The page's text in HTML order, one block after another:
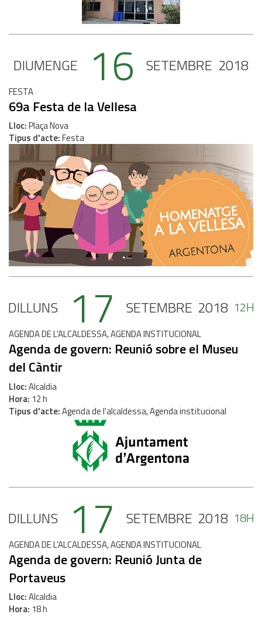
DIUMENGE 16 SETEMBRE 2018
FESTA
69a Festa de la Vellesa
Lloc Plaça Nova
Tipus d'acte Festa
DILLUNS 17 SETEMBRE 2018 12H
AGENDA DE L'ALCALDESSA, AGENDA INSTITUCIONAL
Agenda de govern: Reunió sobre el Museu
del Càntir
Lloc Alcaldia
Hora 12 h
Tipus d'acte Agenda de l'alcaldessa, Agenda institucional
DILLUNS 17 SETEMBRE 2018 18H
AGENDA DE L'ALCALDESSA, AGENDA INSTITUCIONAL
Agenda de govern: Reunió Junta de
Portaveus
Lloc Alcaldia
Hora 18 h